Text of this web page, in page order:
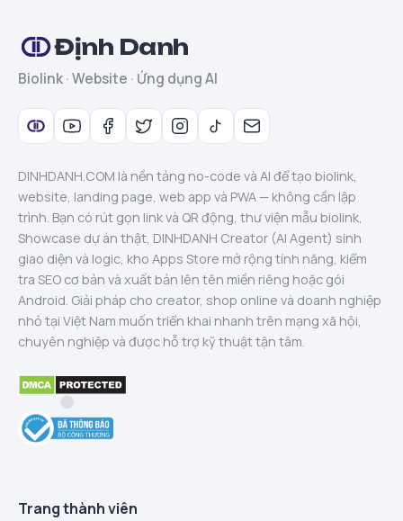
Định Danh
Biolink · Website · Ứng dụng AI
DINHDANH.COM là nền tảng no-code và AI để tạo biolink,
website, landing page, web app và PWA — không cần lập
trình. Bạn có rút gọn link và QR động, thư viện mẫu biolink,
Showcase dự án thật, DINHDANH Creator (AI Agent) sinh
giao diện và logic, kho Apps Store mở rộng tính năng, kiểm
tra SEO cơ bản và xuất bản lên tên miền riêng hoặc gói
Android. Giải pháp cho creator, shop online và doanh nghiệp
nhỏ tại Việt Nam muốn triển khai nhanh trên mạng xã hội,
chuyên nghiệp và được hỗ trợ kỹ thuật tận tâm.
Trang thành viên